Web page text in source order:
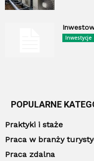
Inwestycje
POPULARNE
Praktyki i staże
Praca w branży
Praca zdalna